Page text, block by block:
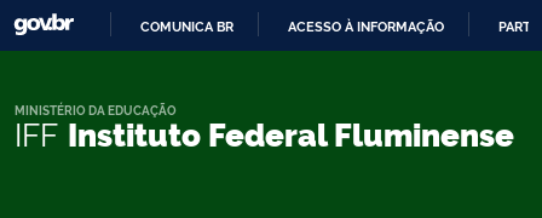
CONTEÚDO
COMUNICA BR ACESSO À INFORMAÇÃO
IFF Instituto Federal Fluminense
MINISTÉRIO DA EDUCAÇÃO